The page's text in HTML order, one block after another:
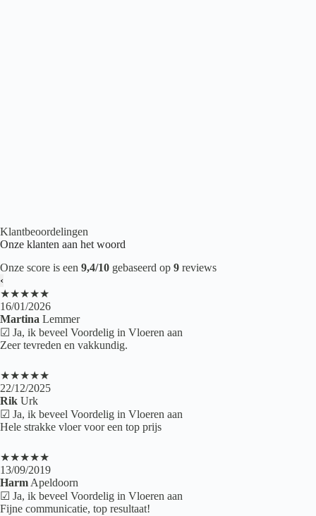
Klantbeoordelingen
Onze klanten aan het woord
Onze score is een 9,4/10 gebaseerd op 9 reviews
‹
★★★★★
16/01/2026
Martina Lemmer
☑ Ja, ik beveel Voordelig in Vloeren aan
Zeer tevreden en vakkundig.
★★★★★
22/12/2025
Rik Urk
☑ Ja, ik beveel Voordelig in Vloeren aan
Hele strakke vloer voor een top prijs
★★★★★
13/09/2019
Harm Apeldoorn
☑ Ja, ik beveel Voordelig in Vloeren aan
Fijne communicatie, top resultaat!